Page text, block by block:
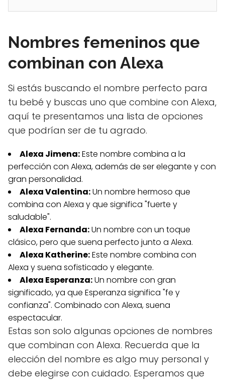
Nombres femeninos que
combinan con Alexa
Si estás buscando el nombre perfecto para
tu bebé y buscas uno que combine con Alexa,
aquí te presentamos una lista de opciones
que podrían ser de tu agrado.
Alexa Jimena:Este nombre combina a la
perfección con Alexa, además de ser elegante y con
gran personalidad.
Alexa Valentina:Un nombre hermoso que
combina con Alexa y que significa "fuerte y
saludable".
Alexa Fernanda:Un nombre con un toque
clásico, pero que suena perfecto junto a Alexa.
Alexa Katherine:Este nombre combina con
Alexa y suena sofisticado y elegante.
Alexa Esperanza:Un nombre con gran
significado, ya que Esperanza significa "fe y
confianza". Combinado con Alexa, suena
espectacular.
Estas son solo algunas opciones de nombres
que combinan con Alexa. Recuerda que la
elección del nombre es algo muy personal y
debe elegirse con cuidado. Esperamos que